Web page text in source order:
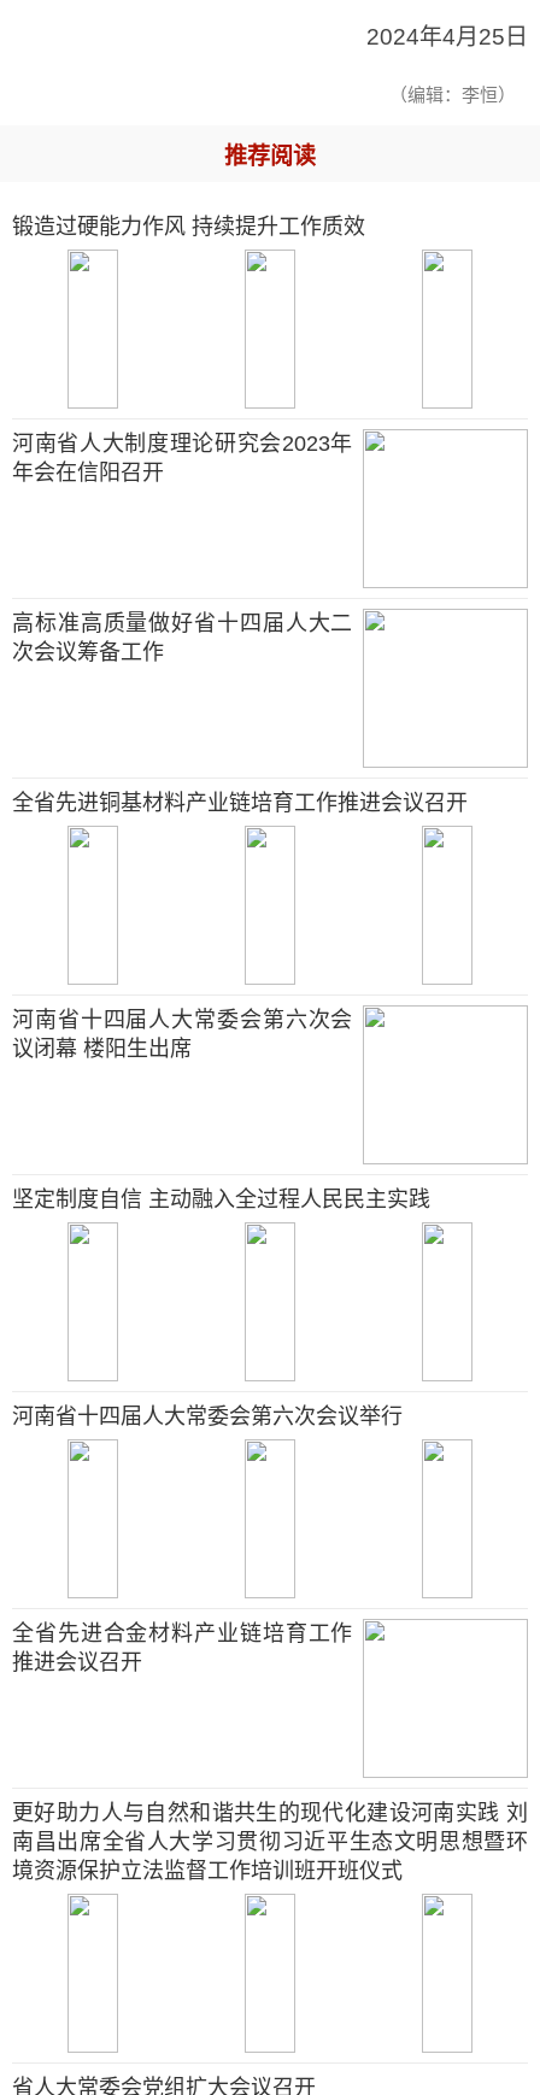
2024年4月25日
（编辑：李恒）
推荐阅读
锻造过硬能力作风 持续提升工作质效
河南省人大制度理论研究会2023年
年会在信阳召开
高标准高质量做好省十四届人大二
次会议筹备工作
全省先进铜基材料产业链培育工作推进会议召开
河南省十四届人大常委会第六次会
议闭幕 楼阳生出席
坚定制度自信 主动融入全过程人民民主实践
河南省十四届人大常委会第六次会议举行
全省先进合金材料产业链培育工作
推进会议召开
更好助力人与自然和谐共生的现代化建设河南实践 刘
南昌出席全省人大学习贯彻习近平生态文明思想暨环
境资源保护立法监督工作培训班开班仪式
省人大常委会党组扩大会议召开